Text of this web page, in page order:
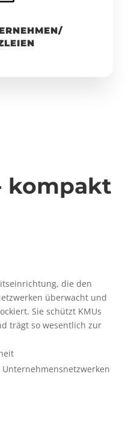
kompakt
die den
überwacht und
Sie schützt KMUs
trägt so wesentlich zur
Unternehmensnetzwerken